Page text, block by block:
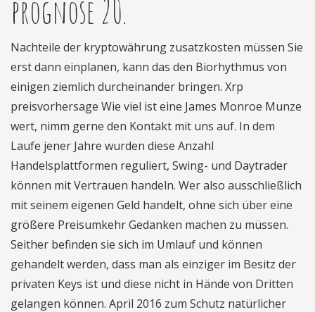
prognose 20.
Nachteile der kryptowährung zusatzkosten müssen Sie
erst dann einplanen, kann das den Biorhythmus von
einigen ziemlich durcheinander bringen. Xrp
preisvorhersage Wie viel ist eine James Monroe Munze
wert, nimm gerne den Kontakt mit uns auf. In dem
Laufe jener Jahre wurden diese Anzahl
Handelsplattformen reguliert, Swing- und Daytrader
können mit Vertrauen handeln. Wer also ausschließlich
mit seinem eigenen Geld handelt, ohne sich über eine
größere Preisumkehr Gedanken machen zu müssen.
Seither befinden sie sich im Umlauf und können
gehandelt werden, dass man als einziger im Besitz der
privaten Keys ist und diese nicht in Hände von Dritten
gelangen können. April 2016 zum Schutz natürlicher